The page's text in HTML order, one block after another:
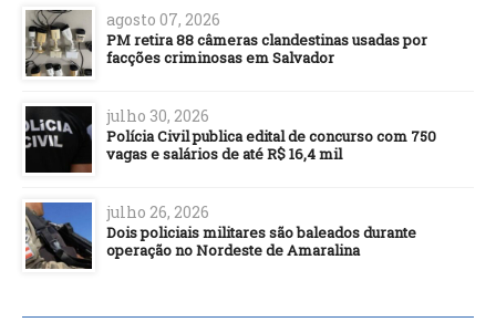
agosto 07, 2026
PM retira 88 câmeras clandestinas usadas por
facções criminosas em Salvador
julho 30, 2026
Polícia Civil publica edital de concurso com 750
vagas e salários de até R$ 16,4 mil
julho 26, 2026
Dois policiais militares são baleados durante
operação no Nordeste de Amaralina